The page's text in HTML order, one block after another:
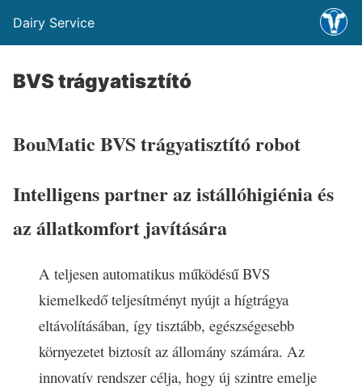
Dairy Service
BVS trágyatisztító
BouMatic BVStrágyatisztító robot
Intelligens partner az istállóhigiénia és
az állatkomfort javítására
A teljesen automatikus működésű BVS
kiemelkedő teljesítményt nyújt a hígtrágya
eltávolításában, így tisztább, egészségesebb
környezetet biztosít az állomány számára. Az
innovatív rendszer célja, hogy új szintre emelje